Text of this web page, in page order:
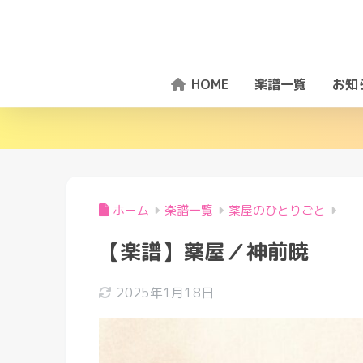
HOME 楽譜一覧 お知
ホーム 楽譜一覧 薬屋のひとりごと
【楽譜】薬屋／神前暁
2025年1月18日